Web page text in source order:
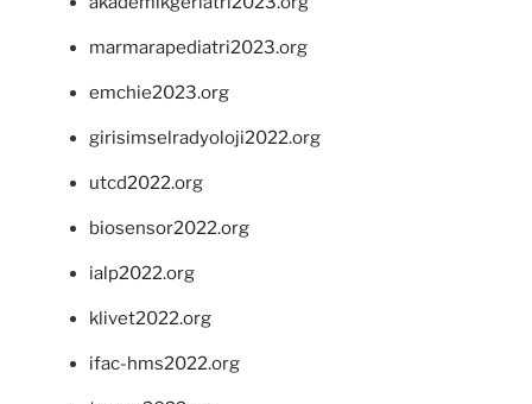
marmarapediatri2023.org
emchie2023.org
girisimselradyoloji2022.org
utcd2022.org
biosensor2022.org
ialp2022.org
klivet2022.org
ifac-hms2022.org